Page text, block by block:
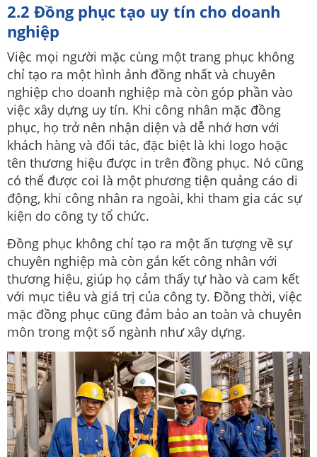
2.2 Đồng phục tạo uy tín cho doanh
nghiệp
Việc mọi người mặc cùng một trang phục không
chỉ tạo ra một hình ảnh đồng nhất và chuyên
nghiệp cho doanh nghiệp mà còn góp phần vào
việc xây dựng uy tín. Khi công nhân mặc đồng
phục, họ trở nên nhận diện và dễ nhớ hơn với
khách hàng và đối tác, đặc biệt là khi logo hoặc
tên thương hiệu được in trên đồng phục. Nó cũng
có thể được coi là một phương tiện quảng cáo di
động, khi công nhân ra ngoài, khi tham gia các sự
kiện do công ty tổ chức.
Đồng phục không chỉ tạo ra một ấn tượng về sự
chuyên nghiệp mà còn gắn kết công nhân với
thương hiệu, giúp họ cảm thấy tự hào và cam kết
với mục tiêu và giá trị của công ty. Đồng thời, việc
mặc đồng phục cũng đảm bảo an toàn và chuyên
môn trong một số ngành như xây dựng.